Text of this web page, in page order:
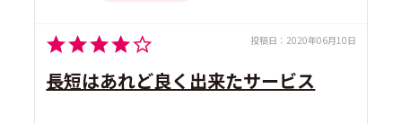
投稿日： 2020年06月10日
長短はあれど良く出来たサービス